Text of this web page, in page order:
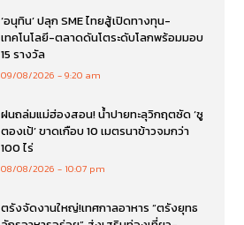
‘อนุทิน’ ปลุก SME ไทยสู้เปิดทางทุน-
เทคโนโลยี-ตลาดดันโตระดับโลกพร้อมมอบ
15 รางวัล
09/08/2026 9:20 am
ฝนถล่มแม่ฮ่องสอน! น้ำปายทะลุวิกฤตซัด ‘ซู
ตองเป้’ ขาดเกือบ 10 เมตรนาข้าวจมกว่า
100 ไร่
08/08/2026 10:07 pm
ตรังจัดงานใหญ่!เทศกาลอาหาร “ตรังยุทธ